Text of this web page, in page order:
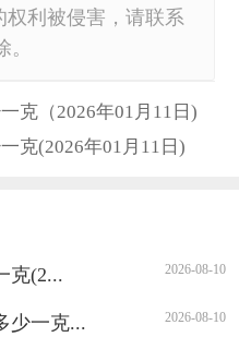
利被侵害，请联系
。
克（2026年01月11日)
克(2026年01月11日)
克(2... 2026-08-10
少一克... 2026-08-10